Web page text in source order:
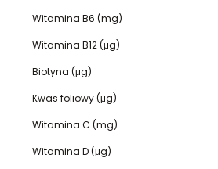
Witamina B6 (mg)
Witamina B12 (μg)
Biotyna (μg)
Kwas foliowy (μg)
Witamina C (mg)
Witamina D (μg)